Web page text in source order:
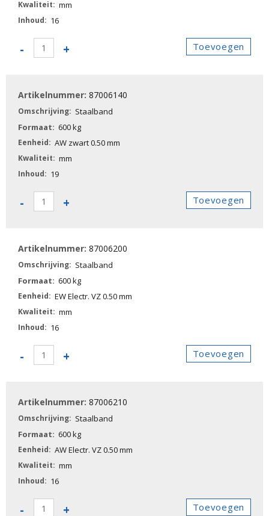
mm
16
-
87006130
+ Toevoegen
87006140
Staalband
600 kg
AW zwart 0.50 mm
mm
19
-
87006140
+ Toevoegen
87006200
Staalband
600 kg
EW Electr. VZ 0.50 mm
mm
16
-
87006200
+ Toevoegen
87006210
Staalband
600 kg
AW Electr. VZ 0.50 mm
mm
16
-
87006210
+ Toevoegen